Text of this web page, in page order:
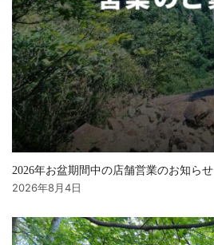
2026年お盆期間中の店舗営業のお知らせ
2026年8月4日